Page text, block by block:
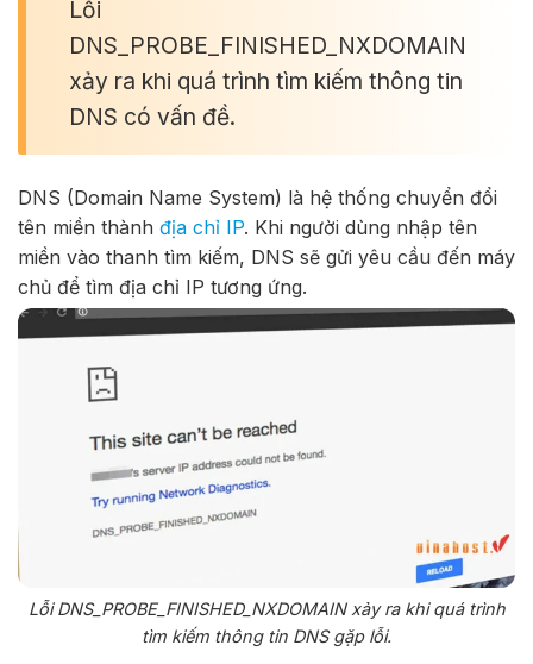
Lỗi
DNS_PROBE_FINISHED_NXDOMAIN
xảy ra khi quá trình tìm kiếm thông tin
DNS có vấn đề.
DNS (Domain Name System) là hệ thống chuyển đổi
tên miền thành địa chỉ IP. Khi người dùng nhập tên
miền vào thanh tìm kiếm, DNS sẽ gửi yêu cầu đến máy
chủ để tìm địa chỉ IP tương ứng.
Lỗi DNS_PROBE_FINISHED_NXDOMAIN xảy ra khi quá trình
tìm kiếm thông tin DNS gặp lỗi.